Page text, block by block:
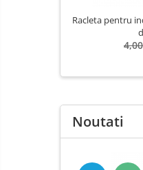
Franghii de remorcare
Racleta pentru
Noutati